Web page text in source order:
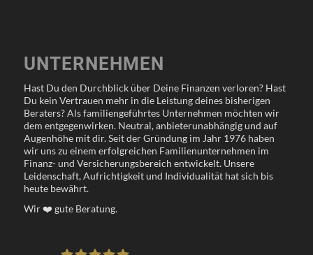
UNTERNEHMEN
Hast Du den Durchblick über Deine Finanzen verloren? Hast
Du kein Vertrauen mehr in die Leistung deines bisherigen
Beraters? Als familiengeführtes Unternehmen möchten wir
dem entgegenwirken. Neutral, anbieterunabhängig und auf
Augenhöhe mit dir. Seit der Gründung im Jahr 1976 haben
wir uns zu einem erfolgreichen Familienunternehmen im
Finanz- und Versicherungsbereich entwickelt. Unsere
Leidenschaft, Aufrichtigkeit und Individualität hat sich bis
heute bewährt.
Wir❤️ gute Beratung.